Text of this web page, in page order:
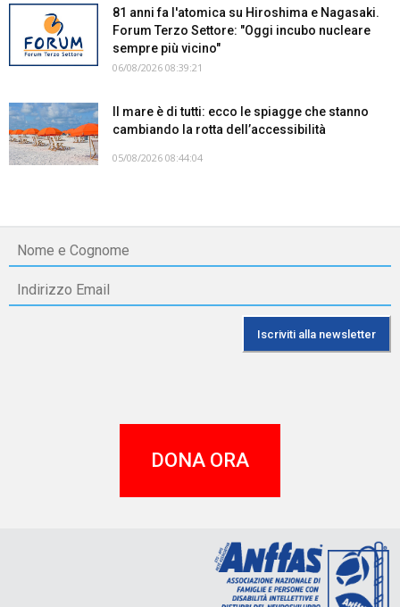
81 anni fa l'atomica su Hiroshima e Nagasaki.
Forum Terzo Settore: "Oggi incubo nucleare
sempre più vicino"
06/08/2026 08:39:21
Il mare è di tutti: ecco le spiagge che stanno
cambiando la rotta dell’accessibilità
05/08/2026 08:44:04
DONA ORA